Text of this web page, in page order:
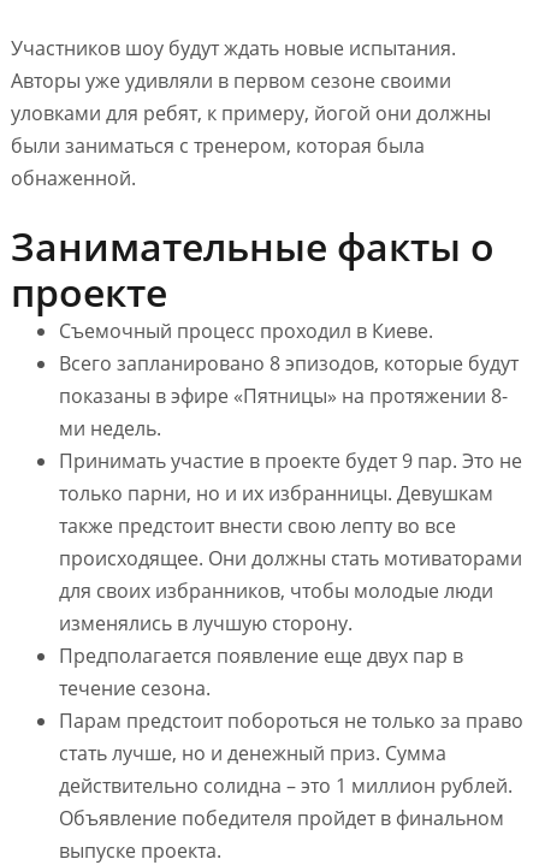
Участников шоу будут ждать новые испытания.
Авторы уже удивляли в первом сезоне своими
уловками для ребят, к примеру, йогой они должны
были заниматься с тренером, которая была
обнаженной.
Занимательные факты о
проекте
Съемочный процесс проходил в Киеве.
Всего запланировано 8 эпизодов, которые будут
показаны в эфире «Пятницы» на протяжении 8-
ми недель.
Принимать участие в проекте будет 9 пар. Это не
только парни, но и их избранницы. Девушкам
также предстоит внести свою лепту во все
происходящее. Они должны стать мотиваторами
для своих избранников, чтобы молодые люди
изменялись в лучшую сторону.
Предполагается появление еще двух пар в
течение сезона.
Парам предстоит побороться не только за право
стать лучше, но и денежный приз. Сумма
действительно солидна – это 1 миллион рублей.
Объявление победителя пройдет в финальном
выпуске проекта.